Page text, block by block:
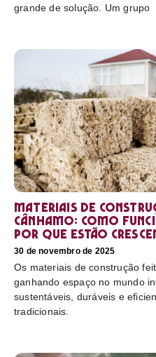
grande de solução. Um grupo
Materiais de
cânhamo: como
por que estão
30 de novembro de 2025
Os materiais de construção
ganhando espaço no mundo
sustentáveis, duráveis e
tradicionais.